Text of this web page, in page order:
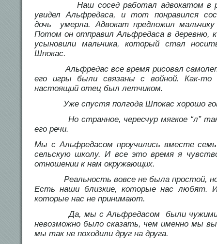
Наш сосед работал адвокатом в
увидел Альфредаса, и тот понравился
дочь умерла. Адвокат предложил
Потом он отправил Альфредаса в деревню,
усыновили мальчика, который стал
Шпокас.
Альфредас все время рисовал
его игры были связаны с войной. Как-то
настоящий отец был летчиком.
Уже спустя полгода Шпокас хорошо
Но странное, чересчур мягкое “л” так
его речи.
Мы с Альфредасом проучились вместе
сельскую школу. И все это время я
отношении к нам окружающих.
Реальность вовсе не была простой, но
Есть наши близкие, которые нас любят.
которые нас не принимают.
Да, мы с Альфредасом были чужими
невозможно было сказать, чем именно мы
мы так не походили друг на друга.